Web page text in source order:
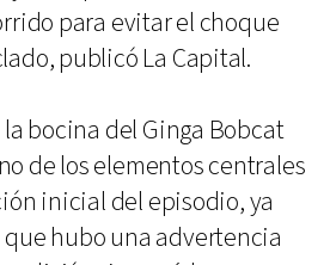
para evitar el choque
publicó La Capital.
bocina del Ginga Bobcat
de los elementos centrales
inicial del episodio, ya
hubo una advertencia